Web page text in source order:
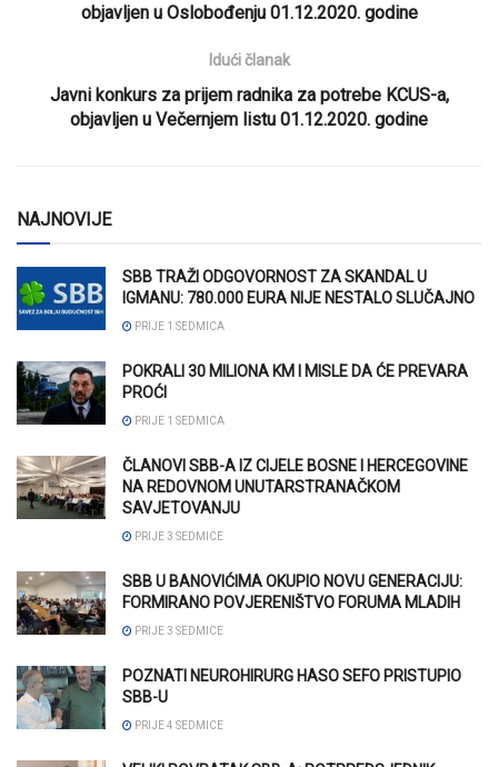
objavljen u Oslobođenju 01.12.2020. godine
Idući članak
Javni konkurs za prijem radnika za potrebe KCUS-a,
objavljen u Večernjem listu 01.12.2020. godine
NAJNOVIJE
SBB TRAŽI ODGOVORNOST ZA SKANDAL U
IGMANU: 780.000 EURA NIJE NESTALO SLUČAJNO
PRIJE 1 SEDMICA
POKRALI 30 MILIONA KM I MISLE DA ĆE PREVARA
PROĆI
PRIJE 1 SEDMICA
ČLANOVI SBB-A IZ CIJELE BOSNE I HERCEGOVINE
NA REDOVNOM UNUTARSTRANAČKOM
SAVJETOVANJU
PRIJE 3 SEDMICE
SBB U BANOVIĆIMA OKUPIO NOVU GENERACIJU:
FORMIRANO POVJERENIŠTVO FORUMA MLADIH
PRIJE 3 SEDMICE
POZNATI NEUROHIRURG HASO SEFO PRISTUPIO
SBB-U
PRIJE 4 SEDMICE